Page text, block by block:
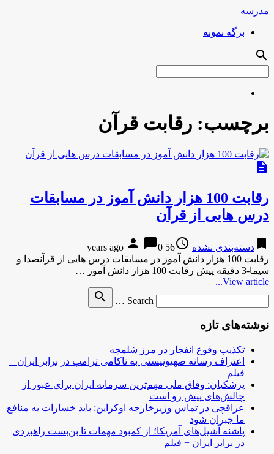
مدرسه
برگه نمونه
search
برچسب: رقابت قرآن
description
رقابت 100 هزار دانش آموز در مسابقات
درس هایی از قرآن
bookmark دسته‌بندی نشده access_time
56 years ago
person chat_bubble0
رقابت 100 هزار دانش آموز در مسابقات درس هایی از قرآنصدا و
سیما-3 دقیقه پیش رقابت 100 هزار دانش آموز …
View article...
Search …
search
نوشته‌های تازه
تکذیب وقوع انفجار در مرز شلمچه
اعتراف رسانه صهیونیستی به ناکامی ترامپ در برابر ایران +
فیلم
پزشکیان: وفاق ملی مهم‌ترین سرمایه ایران برای عبور از
چالش‌های پیش رو است
عراقچی در تماس وزیرخارجه اوکراین: باید خسارات به منافع
ما جبران شود
پاشنه آشیل‌های آمریکا؛ از کمبود مهمات تا بن‌بست راهبردی
در برابر ایران + فیلم